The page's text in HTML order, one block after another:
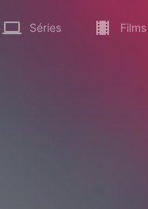
Séries Films